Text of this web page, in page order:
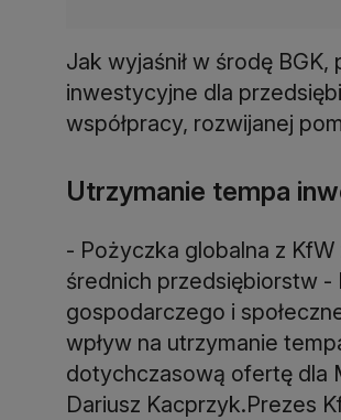
Jak wyjaśnił w środę
inwestycyjne dla
współpracy, rozwijanej
Utrzymanie tempa
- Pożyczka globalna z
średnich przedsiębiorstw -
gospodarczego i
wpływ na utrzymanie
dotychczasową ofertę dla
Dariusz Kacprzyk.Prezes